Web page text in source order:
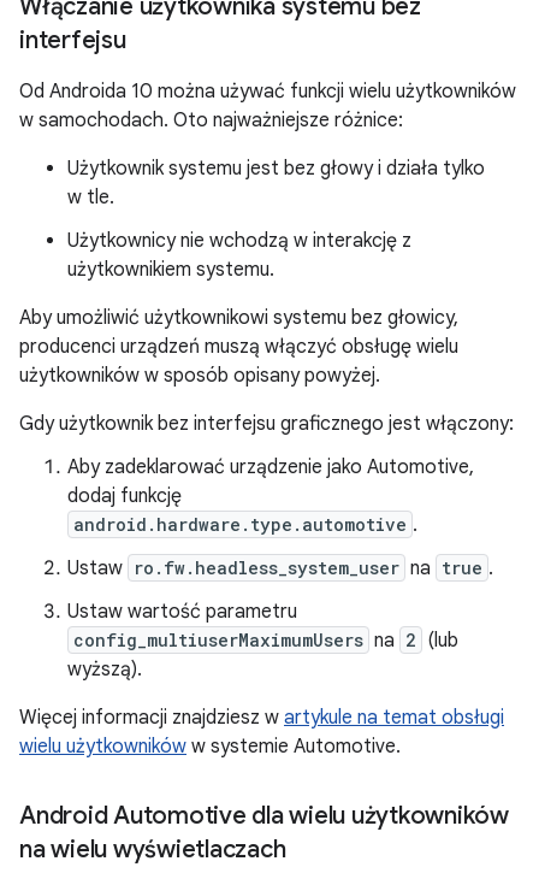
Włączanie użytkownika systemu bez
interfejsu
Od Androida 10 można używać funkcji wielu użytkowników
w samochodach. Oto najważniejsze różnice:
Użytkownik systemu jest bez głowy i działa tylko
w tle.
Użytkownicy nie wchodzą w interakcję z
użytkownikiem systemu.
Aby umożliwić użytkownikowi systemu bez głowicy,
producenci urządzeń muszą włączyć obsługę wielu
użytkowników w sposób opisany powyżej.
Gdy użytkownik bez interfejsu graficznego jest włączony:
Aby zadeklarować urządzenie jako Automotive,
dodaj funkcję
android.hardware.type.automotive .
Ustaw ro.fw.headless_system_user na true .
Ustaw wartość parametru
config_multiuserMaximumUsers na 2 (lub
wyższą).
Więcej informacji znajdziesz w artykule na temat obsługi
wielu użytkowników w systemie Automotive.
Android Automotive dla wielu użytkowników
na wielu wyświetlaczach